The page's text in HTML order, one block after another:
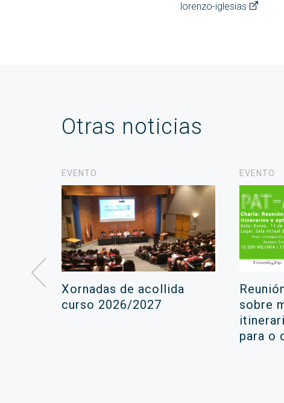
lorenzo-iglesias
Otras noticias
EVENTO
Xornadas de acollida
curso 2026/2027
EVENTO
sobre
para o